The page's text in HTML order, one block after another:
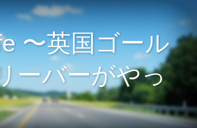
〜英国ゴール
ーバーがやっ